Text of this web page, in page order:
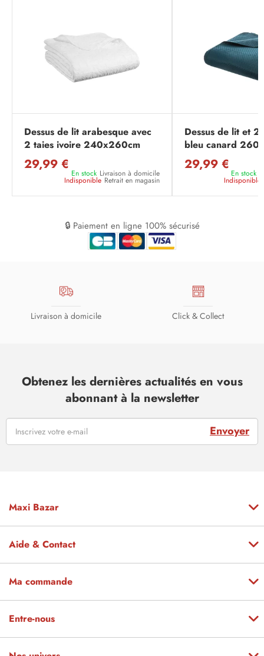
Dessus de lit arabesque avec
2 taies ivoire 240x260cm
29,99 €
En stock Livraison à domicile
Indisponible Retrait en magasin
Dessus de lit et 2
bleu canard
29,99 €
En stock
Indisponible
🔒 Paiement en ligne 100% sécurisé
Livraison à domicile Click & Collect
Obtenez les dernières actualités en vous
abonnant à la newsletter
Envoyer
Maxi Bazar
Aide & Contact
Ma commande
Entre-nous